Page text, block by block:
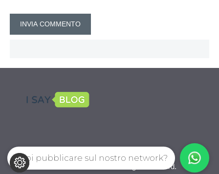
CalcioPro.com © 2026. All right reserverd.
Vuoi pubblicare sul nostro network?